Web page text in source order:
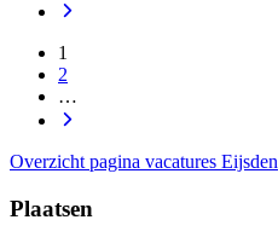
1
2
…
Overzicht pagina vacatures Eijsden
Plaatsen